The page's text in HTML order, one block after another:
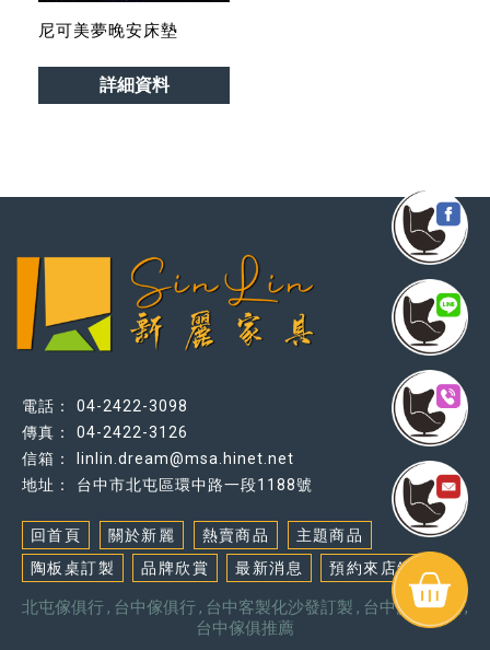
尼可美夢晚安床墊
詳細資料
04-2422-3098
04-2422-3126
linlin.dream@msa.hinet.net
台中市北屯區環中路一段1188號
回首頁 關於新麗 熱賣商品
主題商品
陶板桌訂製
品牌欣賞 最新消息 預約來店鑑賞
北屯傢俱行 台中傢俱行 台中客製化沙發訂製
台中沙發訂製
台中傢俱推薦